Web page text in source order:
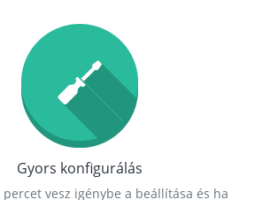
Gyors konfigurálás
vesz igénybe a beállítása és ha